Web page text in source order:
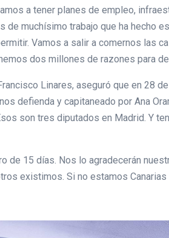
a tener planes de empleo,
muchísimo trabajo que ha hecho
Vamos a salir a comernos las
dos millones de razones para
Linares, aseguró que en 28
defienda y capitaneado por Ana
son tres diputados en Madrid. Y
de 15 días. Nos lo agradecerán
existimos. Si no estamos